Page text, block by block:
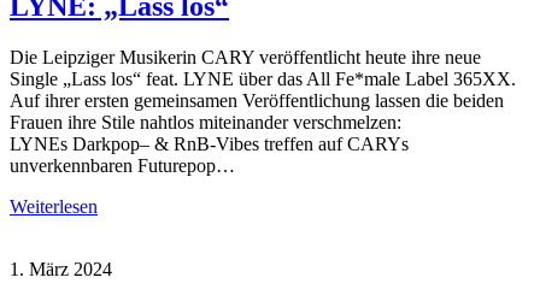
LYNE: „Lass los“
Die Leipziger Musikerin CARY veröffentlicht heute ihre neue
Single „Lass los“ feat. LYNE über das All Fe*male Label 365XX.
Auf ihrer ersten gemeinsamen Veröffentlichung lassen die beiden
Frauen ihre Stile nahtlos miteinander verschmelzen:
LYNEs Darkpop– & RnB-Vibes treffen auf CARYs
unverkennbaren Futurepop…
Weiterlesen
1. März 2024